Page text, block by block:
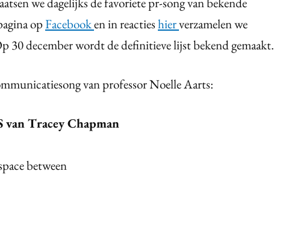
opFacebooken in reactieshierverzamelen we
30 december wordt de definitieve lijst bekend gemaakt.
van professor Noelle Aarts:
Tracey Chapman
between